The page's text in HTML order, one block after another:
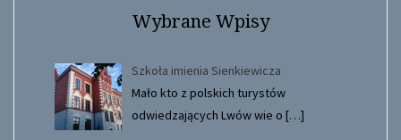
Wybrane Wpisy
Szkoła imienia Sienkiewicza
Mało kto z polskich turystów
odwiedzających Lwów wie o […]